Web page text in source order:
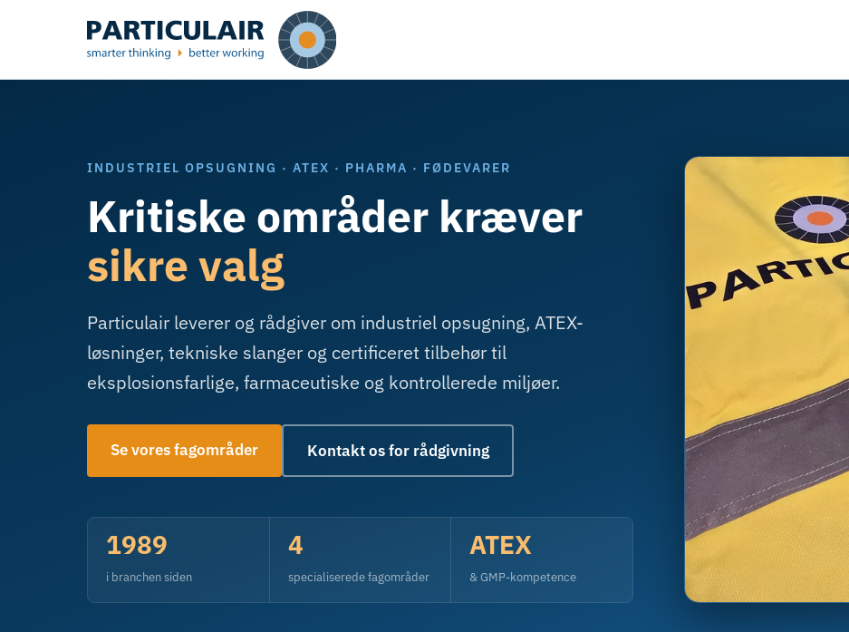
INDUSTRIEL OPSUGNING · ATEX · PHARMA · FØDEVARER
Kritiske områder kræver
sikre valg
Particulair leverer og rådgiver om industriel opsugning, ATEX-
løsninger, tekniske slanger og certificeret tilbehør til
eksplosionsfarlige, farmaceutiske og kontrollerede miljøer.
Se vores fagområder Kontakt os for rådgivning
1989
i branchen siden
4
specialiserede fagområder
ATEX
& GMP-kompetence